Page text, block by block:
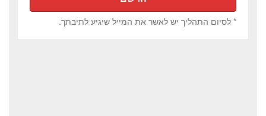
* לסיום התהליך יש לאשר את המייל שיגיע לתיבתך.